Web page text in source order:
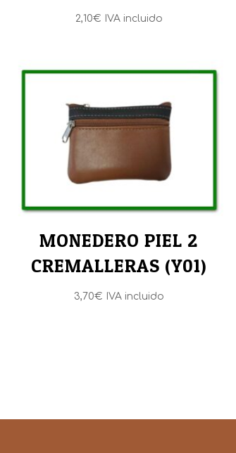
2,10€ IVA incluido
MONEDERO PIEL 2
CREMALLERAS (Y01)
3,70€ IVA incluido